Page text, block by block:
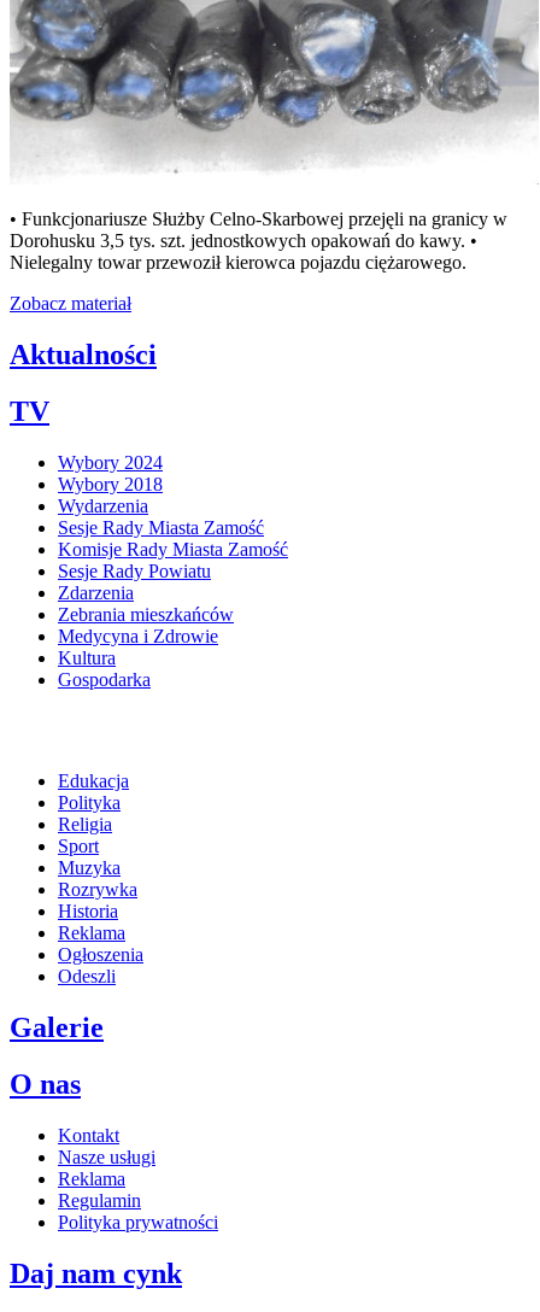
• Funkcjonariusze Służby Celno-Skarbowej przejęli na granicy w
Dorohusku 3,5 tys. szt. jednostkowych opakowań do kawy. •
Nielegalny towar przewoził kierowca pojazdu ciężarowego.
Zobacz materiał
Aktualności
TV
Wybory 2024
Wybory 2018
Wydarzenia
Sesje Rady Miasta Zamość
Komisje Rady Miasta Zamość
Sesje Rady Powiatu
Zdarzenia
Zebrania mieszkańców
Medycyna i Zdrowie
Kultura
Gospodarka
Edukacja
Polityka
Religia
Sport
Muzyka
Rozrywka
Historia
Reklama
Ogłoszenia
Odeszli
Galerie
O nas
Kontakt
Nasze usługi
Reklama
Regulamin
Polityka prywatności
Daj nam cynk